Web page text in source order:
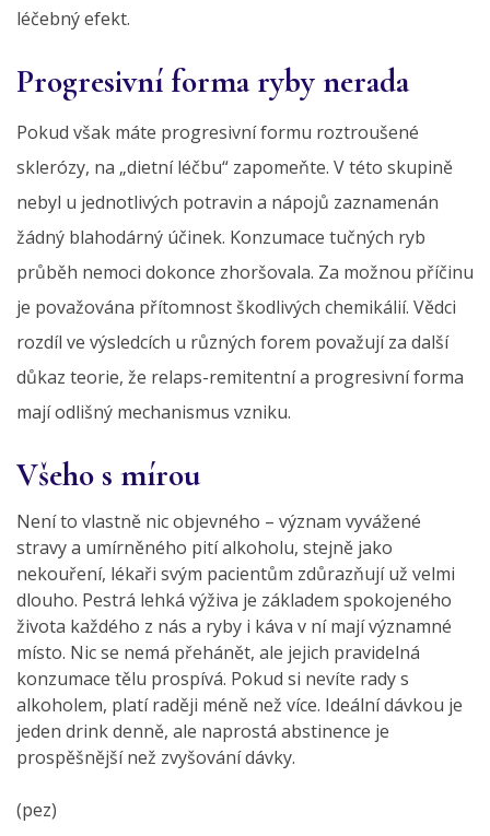
léčebný efekt.
Progresivní forma ryby nerada
Pokud však máte progresivní formu roztroušené
sklerózy, na „dietní léčbu“ zapomeňte. V této skupině
nebyl u jednotlivých potravin a nápojů zaznamenán
žádný blahodárný účinek. Konzumace tučných ryb
průběh nemoci dokonce zhoršovala. Za možnou příčinu
je považována přítomnost škodlivých chemikálií. Vědci
rozdíl ve výsledcích u různých forem považují za další
důkaz teorie, že relaps-remitentní a progresivní forma
mají odlišný mechanismus vzniku.
Všeho s mírou
Není to vlastně nic objevného – význam vyvážené
stravy a umírněného pití alkoholu, stejně jako
nekouření, lékaři svým pacientům zdůrazňují už velmi
dlouho. Pestrá lehká výživa je základem spokojeného
života každého z nás a ryby i káva v ní mají významné
místo. Nic se nemá přehánět, ale jejich pravidelná
konzumace tělu prospívá. Pokud si nevíte rady s
alkoholem, platí raději méně než více. Ideální dávkou je
jeden drink denně, ale naprostá abstinence je
prospěšnější než zvyšování dávky.
(pez)